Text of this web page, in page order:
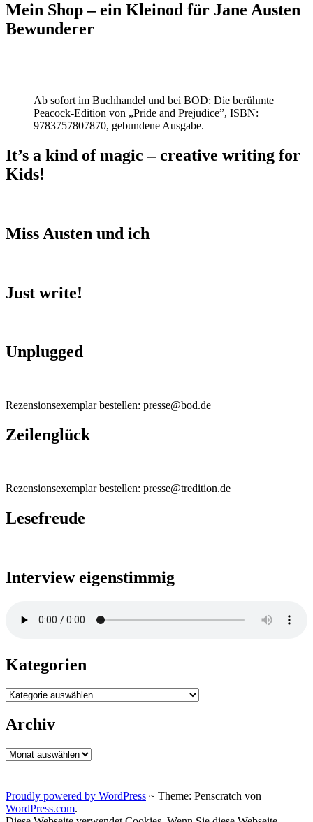
Mein Shop – ein Kleinod für Jane Austen
Bewunderer
Ab sofort im Buchhandel und bei BOD: Die berühmte
Peacock-Edition von „Pride and Prejudice”, ISBN:
9783757807870, gebundene Ausgabe.
It’s a kind of magic – creative writing for
Kids!
Miss Austen und ich
Just write!
Unplugged
Rezensionsexemplar bestellen: presse@bod.de
Zeilenglück
Rezensionsexemplar bestellen: presse@tredition.de
Lesefreude
Interview eigenstimmig
Kategorien
Kategorien
Archiv
Archiv
Proudly powered by WordPress ~ Theme: Penscratch von
WordPress.com.